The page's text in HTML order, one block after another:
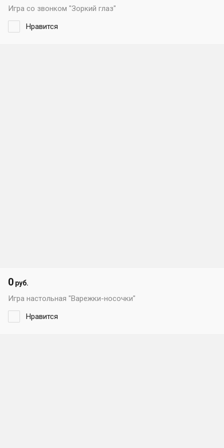
Игра со звонком "Зоркий глаз"
Нравится
Игра настольная "Варежки-носочки"
0 руб.
Нравится